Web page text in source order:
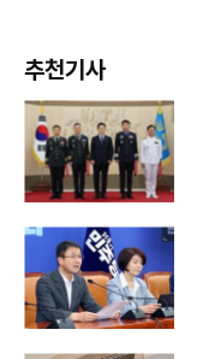
추천기사